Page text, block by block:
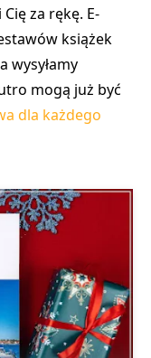
za rękę. E-
książek
wysyłamy
mogą już być
dla każdego